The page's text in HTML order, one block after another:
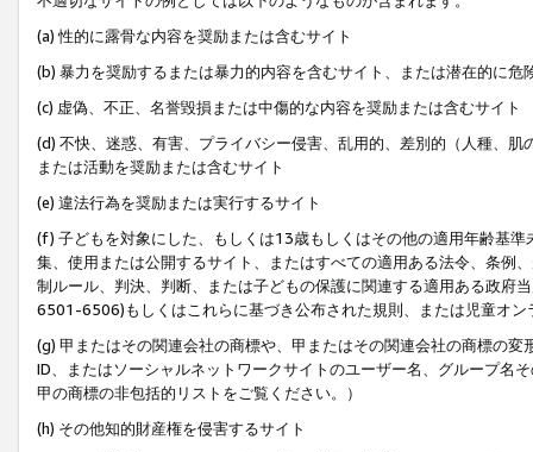
(a) 性的に露骨な内容を奨励または含むサイト
(b) 暴力を奨励するまたは暴力的内容を含むサイト、または潜在的に
(c) 虚偽、不正、名誉毀損または中傷的な内容を奨励または含むサイト
(d) 不快、迷惑、有害、プライバシー侵害、乱用的、差別的（人種、
または活動を奨励または含むサイト
(e) 違法行為を奨励または実行するサイト
(f) 子どもを対象にした、もしくは13歳もしくはその他の適用年齢基
集、使用または公開するサイト、またはすべての適用ある法令、条例
制ルール、判決、判断、または子どもの保護に関連する適用ある政府
6501-6506)もしくはこれらに基づき公布された規則、または児童オン
(g) 甲またはその関連会社の商標や、甲またはその関連会社の商標の
ID、またはソーシャルネットワークサイトのユーザー名、グループ名
甲の商標の非包括的リストをご覧ください。）
(h) その他知的財産権を侵害するサイト